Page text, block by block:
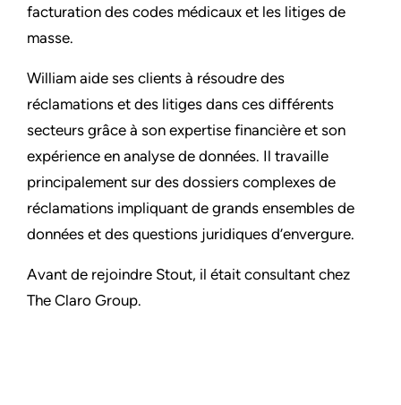
facturation des codes médicaux et les litiges de
masse.
William aide ses clients à résoudre des
réclamations et des litiges dans ces différents
secteurs grâce à son expertise financière et son
expérience en analyse de données. Il travaille
principalement sur des dossiers complexes de
réclamations impliquant de grands ensembles de
données et des questions juridiques d’envergure.
Avant de rejoindre Stout, il était consultant chez
The Claro Group.